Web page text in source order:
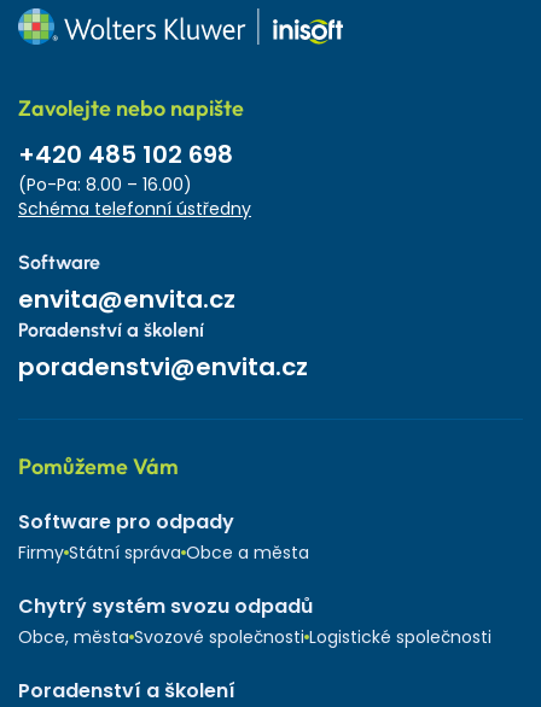
Zavolejte nebo napište
+420 485 102 698
(Po-Pa: 8.00 – 16.00)
Schéma telefonní ústředny
Software
envita@envita.cz
Poradenství a školení
poradenstvi@envita.cz
Pomůžeme Vám
Software pro odpady
Firmy Státní správa Obce a města
Chytrý systém svozu odpadů
Obce, města Svozové společnosti Logistické společnosti
Poradenství a školení